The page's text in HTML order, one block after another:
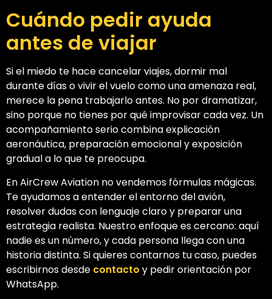
Cuándo pedir ayuda
antes de viajar
Si el miedo te hace cancelar viajes, dormir mal
durante días o vivir el vuelo como una amenaza real,
merece la pena trabajarlo antes. No por dramatizar,
sino porque no tienes por qué improvisar cada vez. Un
acompañamiento serio combina explicación
aeronáutica, preparación emocional y exposición
gradual a lo que te preocupa.
En AirCrew Aviation no vendemos fórmulas mágicas.
Te ayudamos a entender el entorno del avión,
resolver dudas con lenguaje claro y preparar una
estrategia realista. Nuestro enfoque es cercano: aquí
nadie es un número, y cada persona llega con una
historia distinta. Si quieres contarnos tu caso, puedes
escribirnos desde contacto y pedir orientación por
WhatsApp.